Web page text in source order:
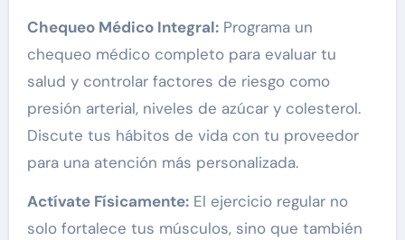
Chequeo Médico Integral:Programa un
chequeo médico completo para evaluar tu
salud y controlar factores de riesgo como
presión arterial, niveles de azúcar y colesterol.
Discute tus hábitos de vida con tu proveedor
para una atención más personalizada.
Actívate Físicamente:El ejercicio regular no
solo fortalece tus músculos, sino que también